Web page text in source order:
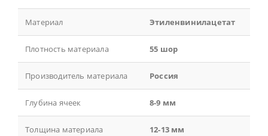
Материал Этиленвинилацетат
Плотность материала 55 шор
Производитель материала Россия
Глубина ячеек 8-9 мм
Толщина материала 12-13 мм